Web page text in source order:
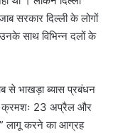
सरकार दिल्ली के लोगों
साथ विभिन्न दलों के
से भाखड़ा ब्यास प्रबंधन
क्रमशः 23 अप्रैल और
लागू करने का आग्रह